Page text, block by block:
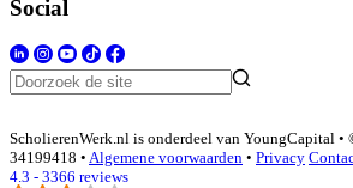
Social
ScholierenWerk.nl is onderdeel van YoungCapital •
34199418 • Algemene voorwaarden • Privacy
4.3 - 3366 reviews